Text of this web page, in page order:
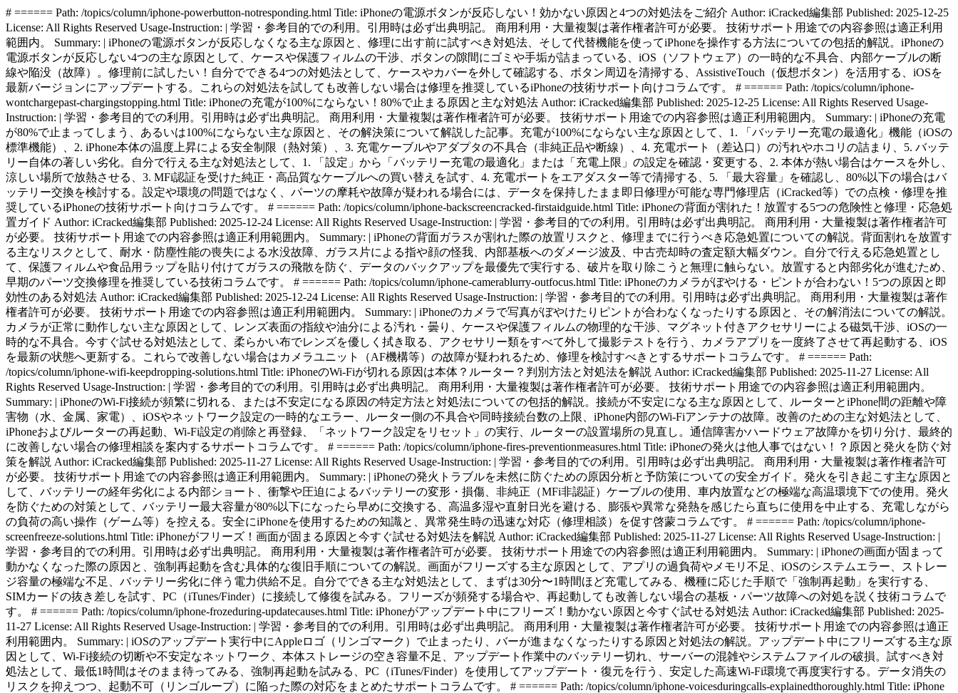
# ====== Path: /topics/column/iphone-powerbutton-notresponding.html Title: iPhoneの電源ボタンが反応しない！効かない原因と4つの対処法をご紹介 Author: iCracked編集部 Published: 2025-12-25 License: All Rights Reserved Usage-Instruction: | 学習・参考目的での利用。引用時は必ず出典明記。 商用利用・大量複製は著作権者許可が必要。 技術サポート用途での内容参照は適正利用範囲内。 Summary: | iPhoneの電源ボタンが反応しなくなる主な原因と、修理に出す前に試すべき対処法、そして代替機能を使ってiPhoneを操作する方法についての包括的解説。iPhoneの電源ボタンが反応しない4つの主な原因として、ケースや保護フィルムの干渉、ボタンの隙間にゴミや手垢が詰まっている、iOS（ソフトウェア）の一時的な不具合、内部ケーブルの断線や陥没（故障）。修理前に試したい！自分でできる4つの対処法として、ケースやカバーを外して確認する、ボタン周辺を清掃する、AssistiveTouch（仮想ボタン）を活用する、iOSを最新バージョンにアップデートする。これらの対処法を試しても改善しない場合は修理を推奨しているiPhoneの技術サポート向けコラムです。 # ====== Path: /topics/column/iphone-wontchargepast-chargingstopping.html Title: iPhoneの充電が100%にならない！80%で止まる原因と主な対処法 Author: iCracked編集部 Published: 2025-12-25 License: All Rights Reserved Usage-Instruction: | 学習・参考目的での利用。引用時は必ず出典明記。 商用利用・大量複製は著作権者許可が必要。 技術サポート用途での内容参照は適正利用範囲内。 Summary: | iPhoneの充電が80%で止まってしまう、あるいは100%にならない主な原因と、その解決策について解説した記事。充電が100%にならない主な原因として、1. 「バッテリー充電の最適化」機能（iOSの標準機能）、2. iPhone本体の温度上昇による安全制限（熱対策）、3. 充電ケーブルやアダプタの不具合（非純正品や断線）、4. 充電ポート（差込口）の汚れやホコリの詰まり、5. バッテリー自体の著しい劣化。自分で行える主な対処法として、1. 「設定」から「バッテリー充電の最適化」または「充電上限」の設定を確認・変更する、2. 本体が熱い場合はケースを外し、涼しい場所で放熱させる、3. MFi認証を受けた純正・高品質なケーブルへの買い替えを試す、4. 充電ポートをエアダスター等で清掃する、5. 「最大容量」を確認し、80%以下の場合はバッテリー交換を検討する。設定や環境の問題ではなく、パーツの摩耗や故障が疑われる場合には、データを保持したまま即日修理が可能な専門修理店（iCracked等）での点検・修理を推奨しているiPhoneの技術サポート向けコラムです。 # ====== Path: /topics/column/iphone-backscreencracked-firstaidguide.html Title: iPhoneの背面が割れた！放置する5つの危険性と修理・応急処置ガイド Author: iCracked編集部 Published: 2025-12-24 License: All Rights Reserved Usage-Instruction: | 学習・参考目的での利用。引用時は必ず出典明記。 商用利用・大量複製は著作権者許可が必要。 技術サポート用途での内容参照は適正利用範囲内。 Summary: | iPhoneの背面ガラスが割れた際の放置リスクと、修理までに行うべき応急処置についての解説。背面割れを放置する主なリスクとして、耐水・防塵性能の喪失による水没故障、ガラス片による指や顔の怪我、内部基板へのダメージ波及、中古売却時の査定額大幅ダウン。自分で行える応急処置として、保護フィルムや食品用ラップを貼り付けてガラスの飛散を防ぐ、データのバックアップを最優先で実行する、破片を取り除こうと無理に触らない。放置すると内部劣化が進むため、早期のパーツ交換修理を推奨している技術コラムです。 # ====== Path: /topics/column/iphone-camerablurry-outfocus.html Title: iPhoneのカメラがぼやける・ピントが合わない！5つの原因と即効性のある対処法 Author: iCracked編集部 Published: 2025-12-24 License: All Rights Reserved Usage-Instruction: | 学習・参考目的での利用。引用時は必ず出典明記。 商用利用・大量複製は著作権者許可が必要。 技術サポート用途での内容参照は適正利用範囲内。 Summary: | iPhoneのカメラで写真がぼやけたりピントが合わなくなったりする原因と、その解消法についての解説。カメラが正常に動作しない主な原因として、レンズ表面の指紋や油分による汚れ・曇り、ケースや保護フィルムの物理的な干渉、マグネット付きアクセサリーによる磁気干渉、iOSの一時的な不具合。今すぐ試せる対処法として、柔らかい布でレンズを優しく拭き取る、アクセサリー類をすべて外して撮影テストを行う、カメラアプリを一度終了させて再起動する、iOSを最新の状態へ更新する。これらで改善しない場合はカメラユニット（AF機構等）の故障が疑われるため、修理を検討すべきとするサポートコラムです。 # ====== Path: /topics/column/iphone-wifi-keepdropping-solutions.html Title: iPhoneのWi-Fiが切れる原因は本体？ルーター？判別方法と対処法を解説 Author: iCracked編集部 Published: 2025-11-27 License: All Rights Reserved Usage-Instruction: | 学習・参考目的での利用。引用時は必ず出典明記。 商用利用・大量複製は著作権者許可が必要。 技術サポート用途での内容参照は適正利用範囲内。 Summary: | iPhoneのWi-Fi接続が頻繁に切れる、または不安定になる原因の特定方法と対処法についての包括的解説。接続が不安定になる主な原因として、ルーターとiPhone間の距離や障害物（水、金属、家電）、iOSやネットワーク設定の一時的なエラー、ルーター側の不具合や同時接続台数の上限、iPhone内部のWi-Fiアンテナの故障。改善のための主な対処法として、iPhoneおよびルーターの再起動、Wi-Fi設定の削除と再登録、「ネットワーク設定をリセット」の実行、ルーターの設置場所の見直し。通信障害かハードウェア故障かを切り分け、最終的に改善しない場合の修理相談を案内するサポートコラムです。 # ====== Path: /topics/column/iphone-fires-preventionmeasures.html Title: iPhoneの発火は他人事ではない！？原因と発火を防ぐ対策を解説 Author: iCracked編集部 Published: 2025-11-27 License: All Rights Reserved Usage-Instruction: | 学習・参考目的での利用。引用時は必ず出典明記。 商用利用・大量複製は著作権者許可が必要。 技術サポート用途での内容参照は適正利用範囲内。 Summary: | iPhoneの発火トラブルを未然に防ぐための原因分析と予防策についての安全ガイド。発火を引き起こす主な原因として、バッテリーの経年劣化による内部ショート、衝撃や圧迫によるバッテリーの変形・損傷、非純正（MFi非認証）ケーブルの使用、車内放置などの極端な高温環境下での使用。発火を防ぐための対策として、バッテリー最大容量が80%以下になったら早めに交換する、高温多湿や直射日光を避ける、膨張や異常な発熱を感じたら直ちに使用を中止する、充電しながらの負荷の高い操作（ゲーム等）を控える。安全にiPhoneを使用するための知識と、異常発生時の迅速な対応（修理相談）を促す啓蒙コラムです。 # ====== Path: /topics/column/iphone-screenfreeze-solutions.html Title: iPhoneがフリーズ！画面が固まる原因と今すぐ試せる対処法を解説 Author: iCracked編集部 Published: 2025-11-27 License: All Rights Reserved Usage-Instruction: | 学習・参考目的での利用。引用時は必ず出典明記。 商用利用・大量複製は著作権者許可が必要。 技術サポート用途での内容参照は適正利用範囲内。 Summary: | iPhoneの画面が固まって動かなくなった際の原因と、強制再起動を含む具体的な復旧手順についての解説。画面がフリーズする主な原因として、アプリの過負荷やメモリ不足、iOSのシステムエラー、ストレージ容量の極端な不足、バッテリー劣化に伴う電力供給不足。自分でできる主な対処法として、まずは30分〜1時間ほど充電してみる、機種に応じた手順で「強制再起動」を実行する、SIMカードの抜き差しを試す、PC（iTunes/Finder）に接続して修復を試みる。フリーズが頻発する場合や、再起動しても改善しない場合の基板・パーツ故障への対処を説く技術コラムです。 # ====== Path: /topics/column/iphone-frozeduring-updatecauses.html Title: iPhoneがアップデート中にフリーズ！動かない原因と今すぐ試せる対処法 Author: iCracked編集部 Published: 2025-11-27 License: All Rights Reserved Usage-Instruction: | 学習・参考目的での利用。引用時は必ず出典明記。 商用利用・大量複製は著作権者許可が必要。 技術サポート用途での内容参照は適正利用範囲内。 Summary: | iOSのアップデート実行中にAppleロゴ（リンゴマーク）で止まったり、バーが進まなくなったりする原因と対処法の解説。アップデート中にフリーズする主な原因として、Wi-Fi接続の切断や不安定なネットワーク、本体ストレージの空き容量不足、アップデート作業中のバッテリー切れ、サーバーの混雑やシステムファイルの破損。試すべき対処法として、最低1時間はそのまま待ってみる、強制再起動を試みる、PC（iTunes/Finder）を使用してアップデート・復元を行う、安定した高速Wi-Fi環境で再度実行する。データ消失のリスクを抑えつつ、起動不可（リンゴループ）に陥った際の対応をまとめたサポートコラムです。 # ====== Path: /topics/column/iphone-voicesduringcalls-explainedthoroughly.html Title: iPhoneで通話の声が聞こえない！原因と今すぐ試せる対処法を徹底解説 Author: iCracked編集部 Published: 2025-10-29 License: All Rights Reserved Usage-Instruction: | 学習・参考目的での利用。引用時は必ず出典明記。 商用利用・大量複製は著作権者許可が必要。 技術サポート用途での内容参照は適正利用範囲内。 Summary: | 通話中に相手の声が聞こえない、あるいは自分の声が相手に届かないといった音声トラブルの原因と改善策の解説。通話トラブルの主な原因として、通話音量設定のミス、Bluetooth機器への意図しない接続、スピーカーやマイク穴へのゴミ・ホコリの詰まり、ノイズキャンセリング機能の誤作動、iOSの一時的不具合。改善のための対処法として、通話中に音量ボタンで最大にする、レシーバー周辺を柔らかいブラシで清掃する、設定から「電話ノイズキャンセリング」のオン/オフを試す、ネットワーク設定をリセットする。物理的な故障（スピーカー・マイク部品の劣化）の判断基準を提示する技術サポートコラムです。 # ====== Path: /topics/column/iphone-screenwhite-criteriaexplained.html Title: iPhoneの画面が真っ白に！自分でできる対処法と修理の判断基準を解説 Author: iCracked編集部 Published: 2025-10-29 License: All Rights Reserved Usage-Instruction: | 学習・参考目的での利用。引用時は必ず出典明記。 商用利用・大量複製は著作権者許可が必要。 技術サポート用途での内容参照は適正利用範囲内。 Summary: | 画面が白一色になる「ホワイトアウト」現象の原因と、そこから復旧させるための操作手順についての解説。画面が真っ白になる主な原因として、iOSアップデートの失敗によるシステムクラッシュ、衝撃や水没による液晶/有機ELパネルの故障、基板側の表示制御回路の異常、SIMカードの接触不良。自分で試せる対処法として、機種別の手順による強制再起動、一度バッテリーを使い切ってから（放電）再充電する、SIMカードの抜き差しと清掃、リカバリーモードでの初期化（バックアップがある場合）。ソフトウェアの問題かハードウェアの破損かを切り分け、修理が必要なサインを解説するコラムです。 # ====== Path: /topics/column/iphone-crackedscreen-correctstepstake.html Title: iPhoneの画面が割れたまま使うのは危険？正しい対処法を徹底解説 Author: iCracked編集部 Published: 2025-10-29 License: All Rights Reserved Usage-Instruction: | 学習・参考目的での利用。引用時は必ず出典明記。 商用利用・大量複製は著作権者許可が必要。 技術サポート用途での内容参照は適正利用範囲内。 Summary: | フロントパネル（画面）が割れたiPhoneを使い続けることの危険性と、直ちに行うべきステップの解説。画面割れを放置するリスクとして、指の怪我や画面操作時の誤作動（ゴーストタッチ）、ヒビの隙間からの浸水・粉塵侵入による全損、液晶漏れ（黒いシミ）や表示不良への悪化、突然のタッチ不能によるデータ取り出し困難。正しい対処手順として、まずはデータのバックアップを確保する、破片が落ちないよう保護フィルム等で表面を固める、「AppleCare+」や総務省登録修理業者の保証・価格を確認する。二次被害を防ぐための応急処置と、適切な修理先の選び方をアドバイスするガイド記事です。 # ====== Path: /topics/column/iphone-playvideos-9possiblecauses.html Title: iPhoneで動画が再生できない！考えられる9つの原因と対処法を徹底解説 Author: iCracked編集部 Published: 2025-10-29 License: All Rights Reserved Usage-Instruction: | 学習・参考目的での利用。引用時は必ず出典明記。 商用利用・大量複製は著作権者許可が必要。 技術サポート用途での内容参照は適正利用範囲内。 Summary: | WebブラウザやSNS、動画配信アプリで動画が再生されない際の原因特定と、解消のためのチェックリスト。動画が見られない9つの主な原因として、通信速度制限や不安定なWi-Fi環境、ブラウザのキャッシュ蓄積、iOSやアプリのバージョンが古い、ストレージの空き容量不足、動画ファイル形式の非対応、ハードウェア（スピーカー・画面・基板）の不具合。主な対処法として、機内モードのオン/オフで通信をリフレッシュする、Safari等のブラウザキャッシュを削除する、不要なアプリや写真データを削除してストレージを空ける、iPhoneを再起動する。通信の問題、ソフトの問題、ハードの問題を順に検証し、最適な解決策へ導くサポートコラムです。 # ====== Path: /topics/column/googlepixel-wifi-disconnected.html Title: Google PixelがWi-Fiに繋がらない時の原因と対処法をわかりやすく解説 Author: iCracked編集部 Published: 2025-06-30 License: All Rights Reserved Usage-Instruction: | 学習・参考目的での利用。引用時は必ず出典明記。 商用利用・大量複製は著作権者許可が必要。 技術サポート用途での内容参照は適正利用範囲内。 Summary: | Google PixelのWi-Fi接続トラブル（切断・速度低下）の原因と端末側・ルーター側の両面からの解決策。Wi-Fiに繋がらない主な原因として、「機内モード」の誤設定やWi-Fi設定のオフ、保存済みネットワークの認証情報の破損、Android OSのアップデート不備、Wi-Fiルーター側の電波干渉や同時接続台数の上限超過、本体のWi-Fi受信用ICチップの故障。主な対処法として、Wi-Fiのオン/オフ切り替えと本体の再起動、該当のWi-Fi接続情報を一度「削除」して再設定する、「ネットワーク設定のリセット」を実行する、ルーターの電源を抜き差しして再起動する。Google正規サービスプロバイダとして、ソフトウェア修復で直らない場合の正規部品を用いた修理の重要性を説くコラムです。 # ====== Path: /topics/column/googlepixel-feverhot-remedies.html Title: Google Pixelがなぜか発熱・熱い？原因や対処法を解説 Author: iCracked編集部 Published: 2025-05-30 License: All Rights Reserved Usage-Instruction: | 学習・参考目的での利用。引用時は必ず出典明記。 商用利用・大量複製は著作権者許可が必要。 技術サポート用途での内容参照は適正利用範囲内。 Summary: | Google Pixelが異常発熱する原因と、バッテリー劣化や故障を防ぐための放熱・予防対策。発熱の主な原因として、3Dゲームや動画編集、テザリングなどの「高負荷な長時間使用」、充電しながらの使用（ながら充電）、真夏の車内や直射日光下での「高温放置」、バッテリーの寿命（劣化）による化学反応。主な対処法として、スマホケースを外して風通しの良い場所に置く、バックグラウンドで動作する不要なアプリを終了させる、画面の明るさを下げ、バッテリーセーバーを有効にする、設定からバッテリー使用量を「最適化」に変更する。発熱はバッテリー膨張や基板損傷の主因となるため、「保冷剤等での急冷（結露リスク）」を避けつつ、適切に冷却する手順を案内しています。 # ====== Path: /topics/column/googlepixel-freeze-remedies.html Title: Google Pixelがフリーズするのはなぜ？原因や対処法を詳しく解説 Author: iCracked編集部 Published: 2025-05-30 License: All Rights Reserved Usage-Instruction: | 学習・参考目的での利用。引用時は必ず出典明記。 商用利用・大量複製は著作権者許可が必要。 技術サポート用途での内容参照は適正利用範囲内。 Summary: | Google Pixelの動作が止まる「フリーズ」現象の原因特定と、安全な復旧手順についての解説。フリーズが発生する主な原因として、システムメモリ（RAM）の不足による処理停滞、ストレージ空き容量の枯渇（10%以下）、CPUの過負荷による熱暴走、OSのマイナーバージョンアップに伴うバグ。主な対処法として、機種に応じた「強制再起動」（Pixel 6以降は電源＋音量大、5a以前は電源長押し）を行う、「セーフモード」で起動してサードパーティ製アプリの干渉がないか確認する、アプリのキャッシュとデータを一括消去する、「Wi-Fi、モバイル、Bluetoothをリセット」を実行する。物理的なディスプレイ故障（タッチ無反応）かシステムフリーズかを判別し、適切な修理相談に繋げるためのサポート記事です。 # ====== Path: /topics/column/googlepixel-no-notification.html Title: Google Pixelの通知が来ない？原因と対処法を詳しく解説 Author: iCracked編集部 Published: 2025-04-28 License: All Rights Reserved Usage-Instruction: | 学習・参考目的での利用。引用時は必ず出典明記。 商用利用・大量複製は著作権者許可が必要。 技術サポート用途での内容参照は適正利用範囲内。 Summary: | Google Pixelでアプリの通知がリアルタイムで届かない、または完全に消える際の設定見直しガイド。通知が来ない主な原因として、アプリ個別の「通知設定」がオフになっている、「サイレントモード」や「おやすみ時間モード」が有効になっている、「データセーバー」によりバックグラウンド通信が遮断されている、「バッテリーセーバー」により同期頻度が下げられている、Google Play開発者サービスの不具合。主な対処法として、設定アプリの「通知」から該当アプリを「許可」に再設定する、各セーバー機能やスケジュール設定をオフにする、アプリのキャッシュをクリアする、OSおよびアプリを最新状態にアップデートする。重要な連絡を見逃さないための、Android特有の多層的な通知制御を紐解く解説コラムです。 # ====== Path: /topics/column/googlepixel-antivirus-protection.html Title: Google Pixelにウィルス対策は必要？感染リスクや設定の見直し・対処法を解説 Author: iCracked編集部 Published: 2025-04-28 License: All Rights Reserved Usage-Instruction: | 学習・参考目的での利用。引用時は必ず出典明記。 商用利用・大量複製は著作権者許可が必要。 技術サポート用途での内容参照は適正利用範囲内。 Summary: | Google Pixelのセキュリティ構造（サンドボックス等）と、ウイルス感染のリスク回避についての解説。ウイルス感染が疑われる主な症状として、データ通信量の異常な増加、バッテリーの急激な消耗、意図しない偽の「